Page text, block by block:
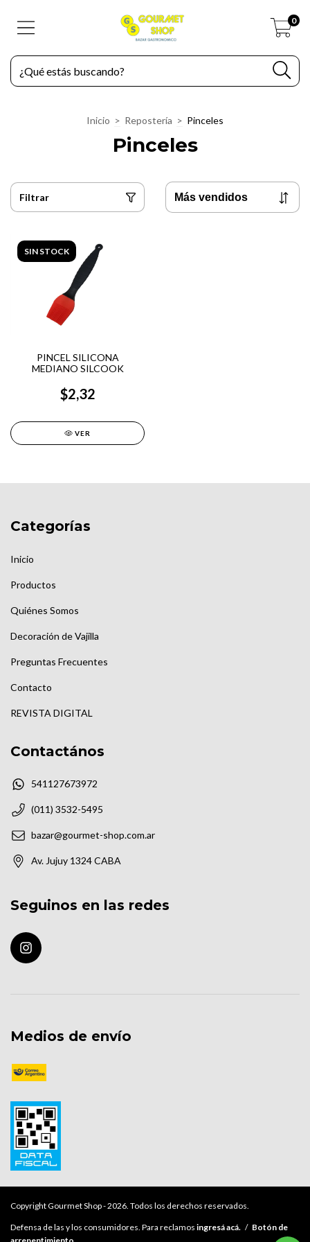
0
Inicio > Repostería > Pinceles
Pinceles
Filtrar
SIN STOCK
PINCEL SILICONA
MEDIANO SILCOOK
$2,32
VER
Categorías
Inicio
Productos
Quiénes Somos
Decoración de Vajilla
Preguntas Frecuentes
Contacto
REVISTA DIGITAL
Contactános
541127673972
(011) 3532-5495
bazar@gourmet-shop.com.ar
Av. Jujuy 1324 CABA
Seguinos en las redes
Medios de envío
Copyright Gourmet Shop - 2026. Todos los derechos reservados.
Defensa de las y los consumidores. Para reclamos ingresá acá. / Botón de